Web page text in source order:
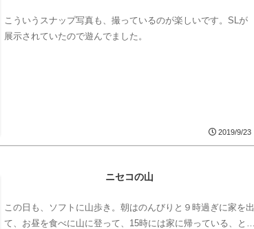
こういうスナップ写真も、撮っているのが楽しいです。SLが
展示されていたので遊んでました。
2019/9/23
ニセコの山
この日も、ソフトに山歩き。朝はのんびりと９時過ぎに家を出
て、お昼を食べに山に登って、15時には家に帰っている、と…